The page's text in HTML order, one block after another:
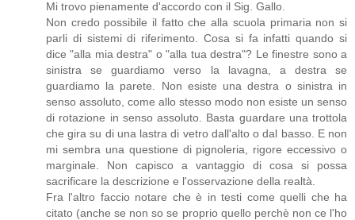
Mi trovo pienamente d'accordo con il Sig. Gallo.
Non credo possibile il fatto che alla scuola primaria non si
parli di sistemi di riferimento. Cosa si fa infatti quando si
dice "alla mia destra" o "alla tua destra"? Le finestre sono a
sinistra se guardiamo verso la lavagna, a destra se
guardiamo la parete. Non esiste una destra o sinistra in
senso assoluto, come allo stesso modo non esiste un senso
di rotazione in senso assoluto. Basta guardare una trottola
che gira su di una lastra di vetro dall'alto o dal basso. E non
mi sembra una questione di pignoleria, rigore eccessivo o
marginale. Non capisco a vantaggio di cosa si possa
sacrificare la descrizione e l'osservazione della realtà.
Fra l'altro faccio notare che è in testi come quelli che ha
citato (anche se non so se proprio quello perchè non ce l'ho